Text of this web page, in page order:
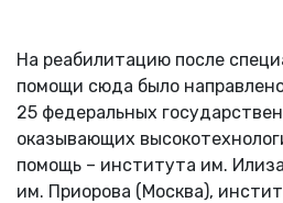
На реабилитацию после
помощи сюда было
25 федеральных
оказывающих
помощь – института им.
им. Приорова (Москва),